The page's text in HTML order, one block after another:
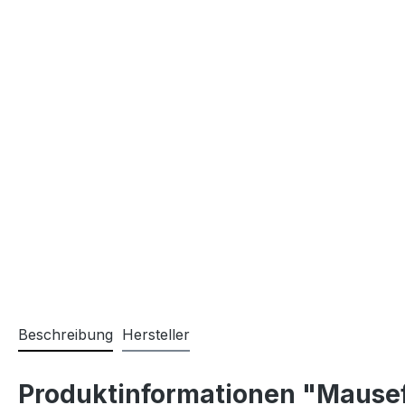
Beschreibung Hersteller
Produktinformationen